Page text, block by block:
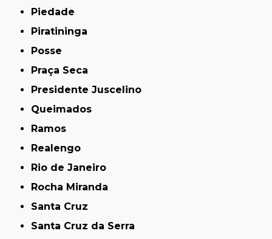
Piedade
Piratininga
Posse
Praça Seca
Presidente Juscelino
Queimados
Ramos
Realengo
Rio de Janeiro
Rocha Miranda
Santa Cruz
Santa Cruz da Serra